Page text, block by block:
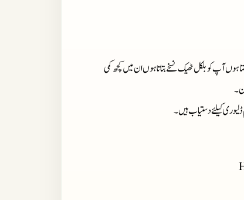
ہوں آپ کو بلکل ٹھیک نسخے بتاتا ہوں ان میں کچھ کمی
کیلئے دستیاب ہیں ۔